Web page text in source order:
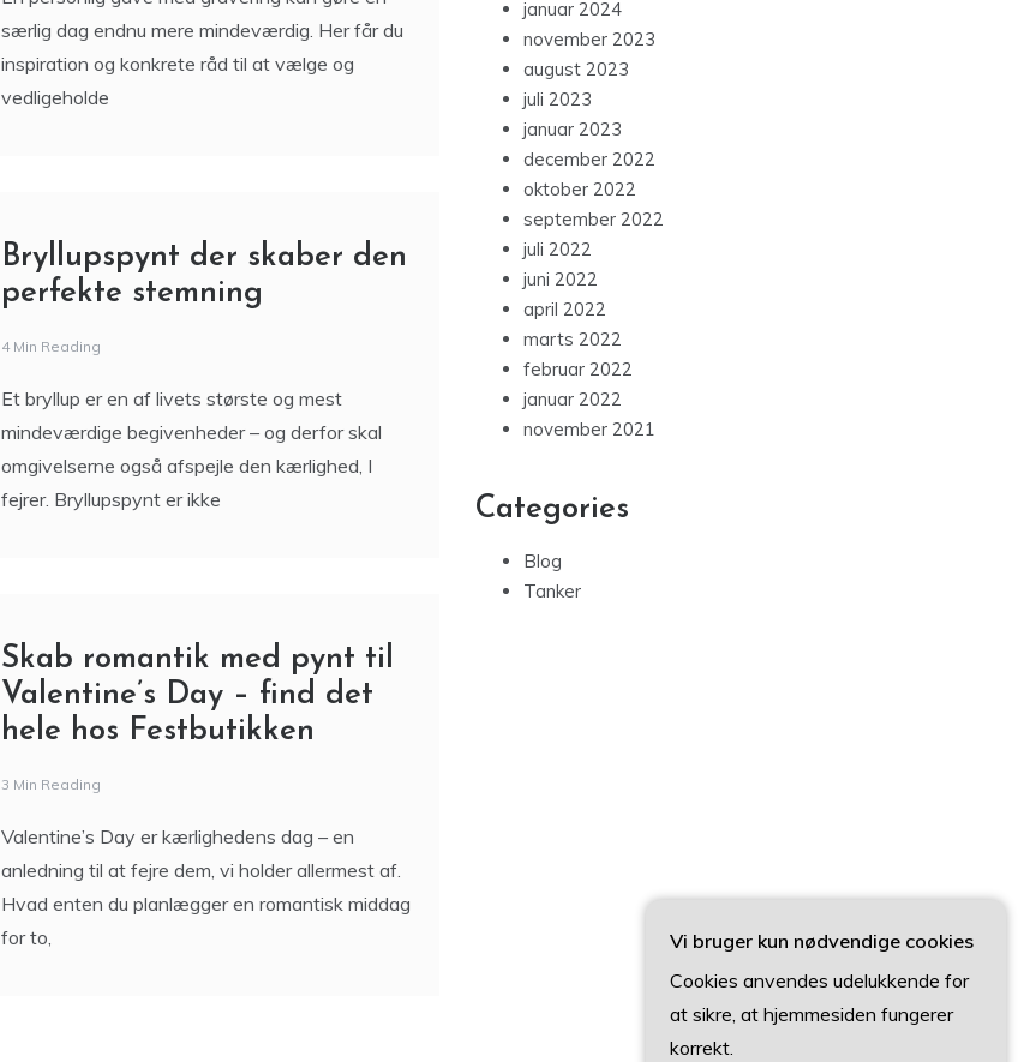
særlig dag endnu mere mindeværdig. Her får du
inspiration og konkrete råd til at vælge og
vedligeholde
Bryllupspynt der skaber den
perfekte stemning
4 Min Reading
Et bryllup er en af livets største og mest
mindeværdige begivenheder – og derfor skal
omgivelserne også afspejle den kærlighed, I
fejrer. Bryllupspynt er ikke
Skab romantik med pynt til
Valentine’s Day – find det
hele hos Festbutikken
3 Min Reading
Valentine’s Day er kærlighedens dag – en
anledning til at fejre dem, vi holder allermest af.
Hvad enten du planlægger en romantisk middag
for to,
januar 2024
november 2023
august 2023
juli 2023
januar 2023
december 2022
oktober 2022
september 2022
juli 2022
juni 2022
april 2022
marts 2022
februar 2022
januar 2022
november 2021
Categories
Blog
Tanker
Vi bruger kun nødvendige cookies
Cookies anvendes udelukkende for
at sikre, at hjemmesiden fungerer
korrekt.